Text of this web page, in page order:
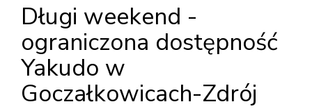
Długi weekend -
ograniczona dostępność
Yakudo w
Goczałkowicach-Zdrój